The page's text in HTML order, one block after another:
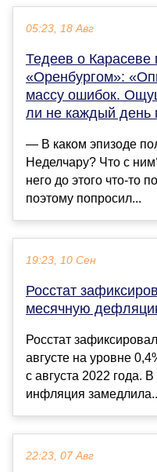
05:23, 18 Авг
Тедеев о Карасеве
«Оренбургом»:
массу ошибок.
ли не каждый день
— В каком эпизоде
Неделчару? Что с
него до этого что‑то
поэтому попросил...
19:23, 10 Сен
Росстат
месячную
Росстат
августе на уровне
с августа 2022 года.
инфляция
22:23, 07 Авг